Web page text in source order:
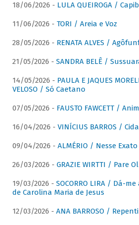
18/06/2026 - LULA QUEIROGA /
11/06/2026 - TORI / Areia e Voz
28/05/2026 - RENATA ALVES /
21/05/2026 - SANDRA BELÊ /
14/05/2026 - PAULA E JAQUES
VELOSO / Só Caetano
07/05/2026 - FAUSTO FAWCETT /
16/04/2026 - VINÍCIUS BARROS /
09/04/2026 - ALMÉRIO / Nesse
26/03/2026 - GRAZIE WIRTTI / Pare
19/03/2026 - SOCORRO LIRA / Dá-
de Carolina Maria de Jesus
12/03/2026 - ANA BARROSO /